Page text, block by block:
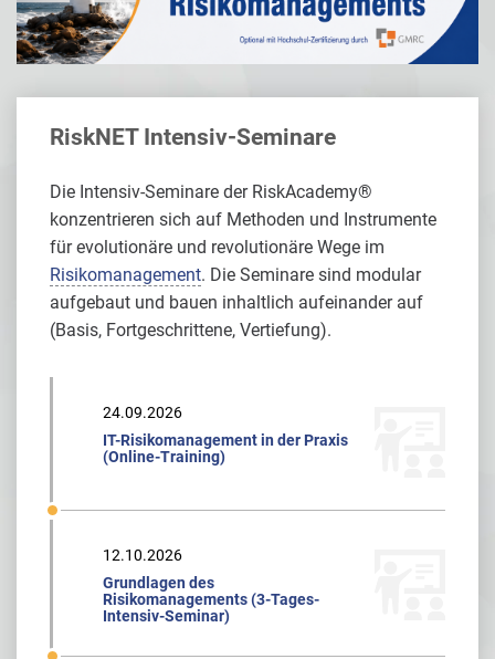
RiskNET Intensiv-Seminare
Die Intensiv-Seminare der RiskAcademy®
konzentrieren sich auf Methoden und Instrumente
für evolutionäre und revolutionäre Wege im
Risikomanagement. Die Seminare sind modular
aufgebaut und bauen inhaltlich aufeinander auf
(Basis, Fortgeschrittene, Vertiefung).
24.09.2026
IT-Risikomanagement in der Praxis
(Online-Training)
12.10.2026
Grundlagen des
Risikomanagements (3-Tages-
Intensiv-Seminar)